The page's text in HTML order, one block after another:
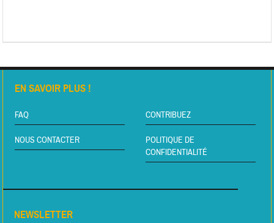
EN SAVOIR PLUS !
FAQ CONTRIBUEZ
NOUS CONTACTER
POLITIQUE DE
CONFIDENTIALITÉ
NEWSLETTER